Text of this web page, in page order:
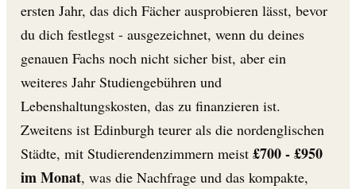
ersten Jahr, das dich Fächer ausprobieren lässt, bevor
du dich festlegst - ausgezeichnet, wenn du deines
genauen Fachs noch nicht sicher bist, aber ein
weiteres Jahr Studiengebühren und
Lebenshaltungskosten, das zu finanzieren ist.
Zweitens ist Edinburgh teurer als die nordenglischen
Städte, mit Studierendenzimmern meist £700 - £950
im Monat, was die Nachfrage und das kompakte,